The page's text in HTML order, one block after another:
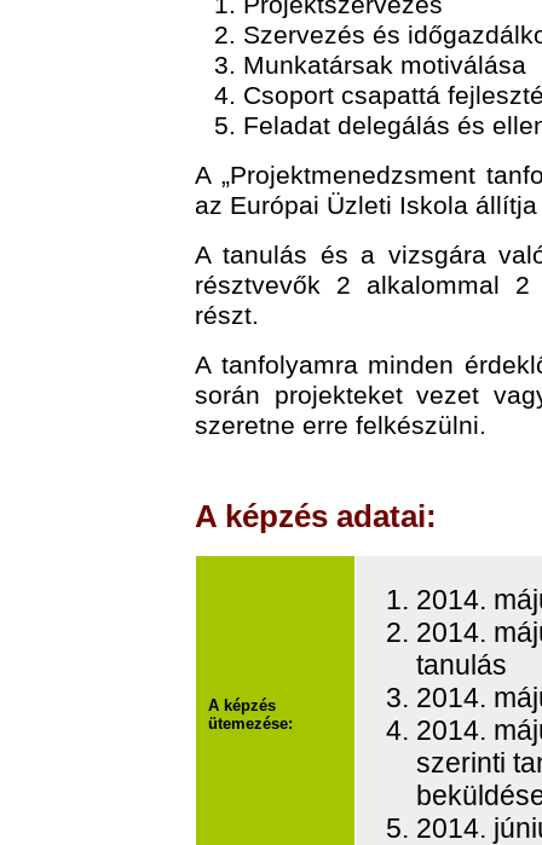
Szervezés és
Munkatársak motiválása
Csoport csapattá
Feladat delegálás és
A „Projektmenedzsment
az Európai Üzleti Iskola
A tanulás és a vizsgára
résztvevők 2 alkalommal
részt.
A tanfolyamra minden
során projekteket vezet
szeretne erre felkészülni.
A képzés adatai:
A képzés
ütemezése:
2014.
2014.
tanulás
2014.
2014.
szerinti
2014.